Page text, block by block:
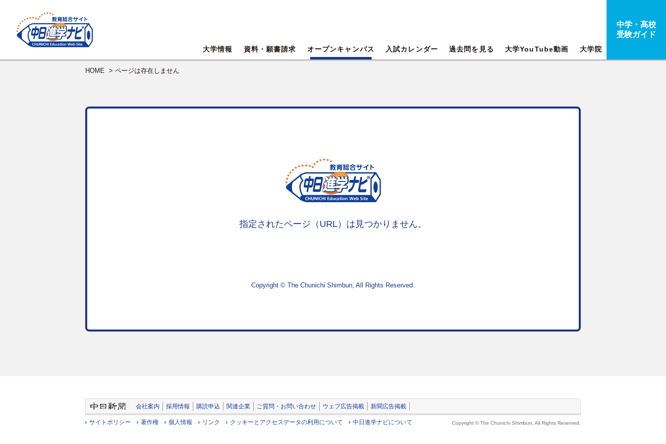
大学情報 資料・願書請求 オープンキャンパス 入試カレンダー 過去問を見る 大学YouTube動画 大学院
中学・高校
受験ガイド
HOME > ページは存在しません
指定されたページ（URL）は見つかりません。
Copyright © The Chunichi Shimbun, All Rights Reserved.
会社案内 採用情報 購読申込 関連企業 ご質問・お問い合わせ ウェブ広告掲載 新聞広告掲載
サイトポリシー 著作権 個人情報 リンク クッキーとアクセスデータの利用について 中日進学ナビについて Copyright © The Chunichi Shimbun, All Rights Reserved.